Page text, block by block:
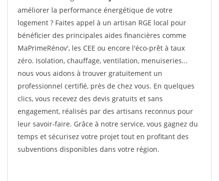
améliorer la performance énergétique de votre
logement ? Faites appel à un artisan RGE local pour
bénéficier des principales aides financières comme
MaPrimeRénov', les CEE ou encore l'éco-prêt à taux
zéro. Isolation, chauffage, ventilation, menuiseries...
nous vous aidons à trouver gratuitement un
professionnel certifié, près de chez vous. En quelques
clics, vous recevez des devis gratuits et sans
engagement, réalisés par des artisans reconnus pour
leur savoir-faire. Grâce à notre service, vous gagnez du
temps et sécurisez votre projet tout en profitant des
subventions disponibles dans votre région.